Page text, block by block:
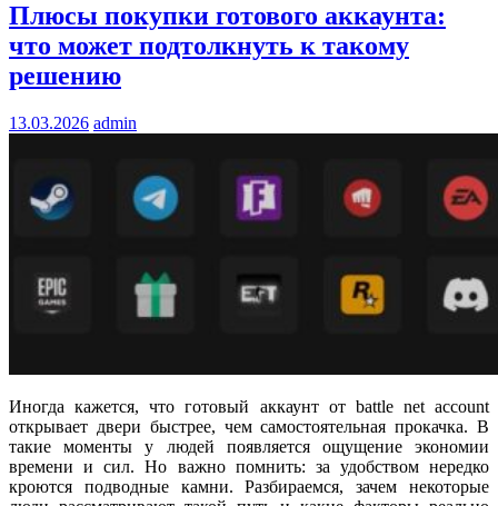
Плюсы покупки готового аккаунта:
что может подтолкнуть к такому
решению
13.03.2026 admin
Иногда кажется, что готовый аккаунт от battle net account
открывает двери быстрее, чем самостоятельная прокачка. В
такие моменты у людей появляется ощущение экономии
времени и сил. Но важно помнить: за удобством нередко
кроются подводные камни. Разбираемся, зачем некоторые